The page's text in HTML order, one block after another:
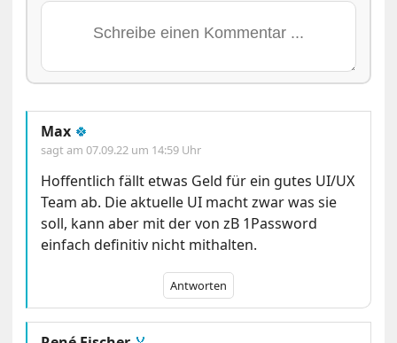
Max 🍀
sagt am07.09.22 um 14:59 Uhr
Hoffentlich fällt etwas Geld für ein gutes UI/UX
Team ab. Die aktuelle UI macht zwar was sie
soll, kann aber mit der von zB 1Password
einfach definitiv nicht mithalten.
Antworten